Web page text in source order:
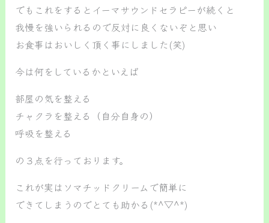
でもこれをするとイーマサウンドセラピーが続くと
我慢を強いられるので反対に良くないぞと思い
お食事はおいしく頂く事にしました(笑)
今は何をしているかといえば
部屋の気を整える
チャクラを整える（自分自身の）
呼吸を整える
の３点を行っております。
これが実はソマチッドクリームで簡単に
できてしまうのでとても助かる(*^▽^*)